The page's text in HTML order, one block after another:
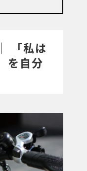
「私は
を自分